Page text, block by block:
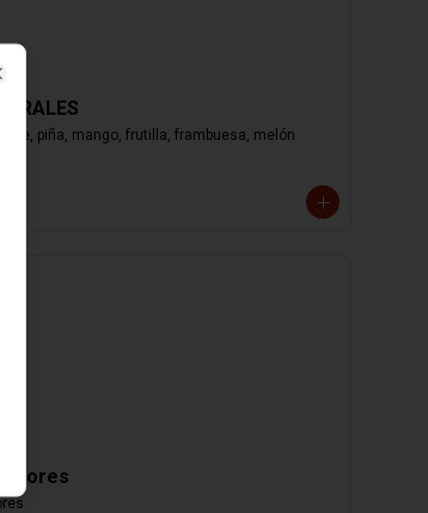
de, piña, mango, frutilla, frambuesa, melón
Close